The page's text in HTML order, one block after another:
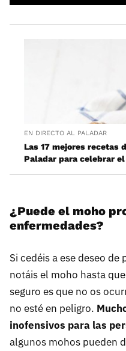
EN DIRECTO AL PALADAR
Las 17 mejores recetas
Paladar para celebrar
¿Puede el moho
enfermedades?
Si cedéis a ese deseo
notáis el moho hasta
seguro es que no os
no esté en peligro.
inofensivos para las
algunos mohos pueden